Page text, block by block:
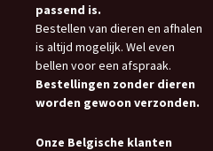
passend is.
Bestellen van dieren en afhalen
is altijd mogelijk. Wel even
bellen voor een afspraak.
Bestellingen zonder dieren
worden gewoon verzonden.
Onze Belgische klanten